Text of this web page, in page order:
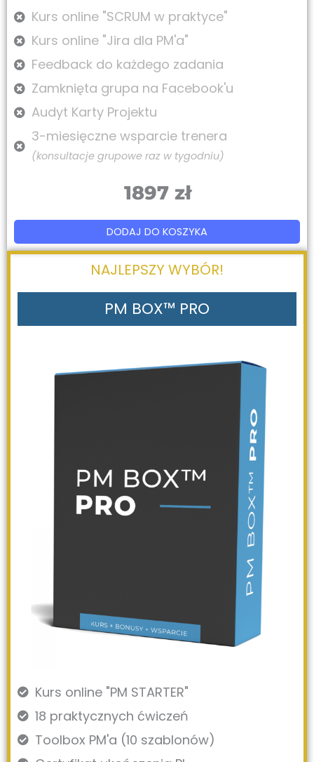
Kurs online "SCRUM w praktyce"
Kurs online "Jira dla PM'a"
Feedback do każdego zadania
Zamknięta grupa na Facebook'u
Audyt Karty Projektu
3-miesięczne wsparcie trenera
(konsultacje grupowe raz w tygodniu)
1897 zł
DODAJ DO KOSZYKA
NAJLEPSZY WYBÓR!
PM BOX™ PRO
Kurs online "PM STARTER"
18 praktycznych ćwiczeń
Toolbox PM'a (10 szablonów)